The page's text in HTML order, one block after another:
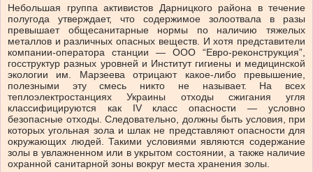
Небольшая группа активистов Дарницкого района в течение
полугода утверждает, что содержимое золоотвала в разы
превышает общесанитарные нормы по наличию тяжелых
металлов и различных опасных веществ. И хотя представители
компании-оператора станции — ООО “Евро-реконструкция”,
госструктур разных уровней и Институт гигиены и медицинской
экологии им. Марзеева отрицают какое-либо превышение,
полезными эту смесь никто не называет. На всех
теплоэлектростанциях Украины отходы сжигания угля
классифицируются как IV класс опасности — условно
безопасные отходы. Следовательно, должны быть условия, при
которых угольная зола и шлак не представляют опасности для
окружающих людей. Такими условиями являются содержание
золы в увлажненном или в укрытом состоянии, а также наличие
охранной санитарной зоны вокруг места хранения золы.